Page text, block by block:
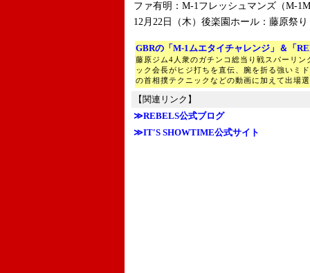
ファ有明：M-1フレッシュマンズ（M-
12月22日（木）後楽園ホール：藤原祭
GBRの「M-1ムエタイチャレンジ」＆「
藤原ジム4人衆のガチンコ総当り戦スパーリ
ック会長がヒジ打ちを直伝、腕を折る強いミ
の首相撲テクニックなどの動画に加えて出場
【関連リンク】
≫REBELS公式ブログ
≫IT'S SHOWTIME公式サイト